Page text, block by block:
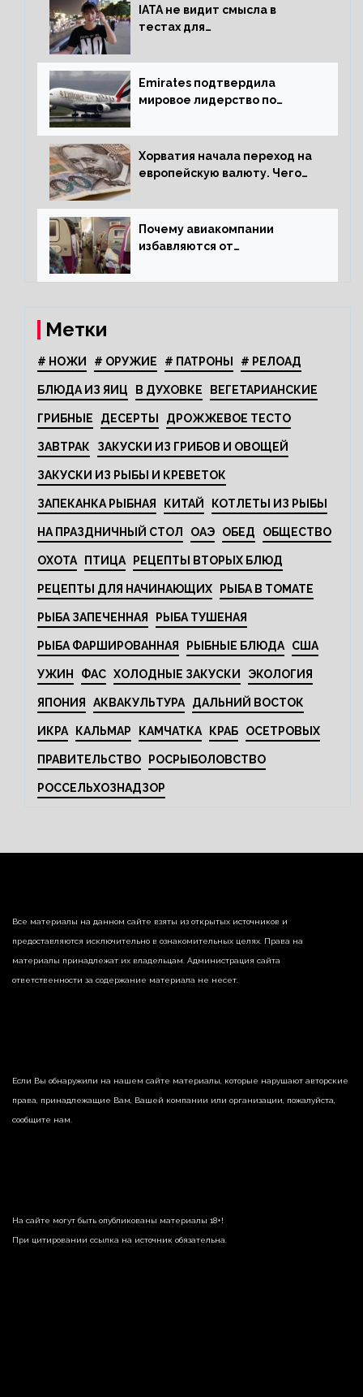
IATA не видит смысла в
тестах для
Emirates подтвердила
мировое лидерство по
Хорватия начала переход на
европейскую валюту. Чего
Почему авиакомпании
избавляются от
Метки
# НОЖИ # ОРУЖИЕ # ПАТРОНЫ # РЕЛОАД
БЛЮДА ИЗ ЯИЦ В ДУХОВКЕ ВЕГЕТАРИАНСКИЕ
ГРИБНЫЕ ДЕСЕРТЫ ДРОЖЖЕВОЕ ТЕСТО
ЗАВТРАК ЗАКУСКИ ИЗ ГРИБОВ И ОВОЩЕЙ
ЗАКУСКИ ИЗ РЫБЫ И КРЕВЕТОК
ЗАПЕКАНКА РЫБНАЯ КИТАЙ КОТЛЕТЫ ИЗ РЫБЫ
НА ПРАЗДНИЧНЫЙ СТОЛ ОАЭ ОБЕД ОБЩЕСТВО
ОХОТА ПТИЦА РЕЦЕПТЫ ВТОРЫХ БЛЮД
РЕЦЕПТЫ ДЛЯ НАЧИНАЮЩИХ РЫБА В ТОМАТЕ
РЫБА ЗАПЕЧЕННАЯ РЫБА ТУШЕНАЯ
РЫБА ФАРШИРОВАННАЯ РЫБНЫЕ БЛЮДА США
УЖИН ФАС ХОЛОДНЫЕ ЗАКУСКИ ЭКОЛОГИЯ
ЯПОНИЯ АКВАКУЛЬТУРА ДАЛЬНИЙ ВОСТОК
ИКРА КАЛЬМАР КАМЧАТКА КРАБ ОСЕТРОВЫХ
ПРАВИТЕЛЬСТВО РОСРЫБОЛОВСТВО
РОССЕЛЬХОЗНАДЗОР
Все материалы на данном сайте взяты из открытых источников и
предоставляются исключительно в ознакомительных целях. Права на
материалы принадлежат их владельцам. Администрация сайта
ответственности за содержание материала не несет.
Если Вы обнаружили на нашем сайте материалы, которые нарушают авторские
права, принадлежащие Вам, Вашей компании или организации, пожалуйста,
сообщите нам.
На сайте могут быть опубликованы материалы 18+!
При цитировании ссылка на источник обязательна.